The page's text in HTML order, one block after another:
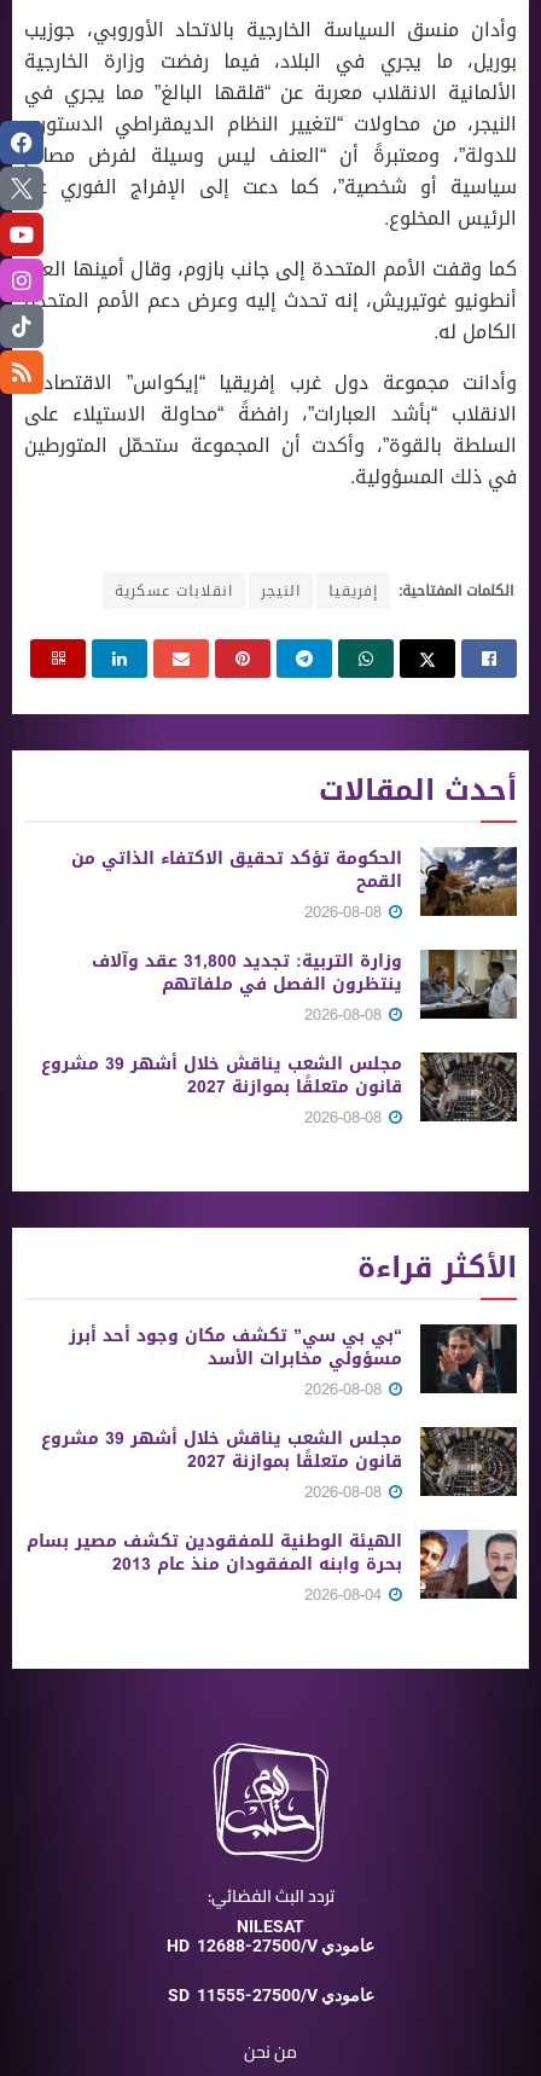
وأدان منسق السياسة الخارجية بالاتحاد الأوروبي، جوزيب
بوريل، ما يجري في البلاد، فيما رفضت وزارة الخارجية
الألمانية الانقلاب معربة عن “قلقها البالغ” مما يجري في
النيجر، من محاولات “لتغيير النظام الديمقراطي الدستوري
للدولة”، ومعتبرةً أن “العنف ليس وسيلة لفرض مصالح
سياسية أو شخصية”، كما دعت إلى الإفراج الفوري عن
الرئيس المخلوع.
كما وقفت الأمم المتحدة إلى جانب بازوم، وقال أمينها العام
أنطونيو غوتيريش، إنه تحدث إليه وعرض دعم الأمم المتحدة
الكامل له.
وأدانت مجموعة دول غرب إفريقيا “إيكواس” الاقتصادية
الانقلاب “بأشد العبارات”، رافضةً “محاولة الاستيلاء على
السلطة بالقوة”، وأكدت أن المجموعة ستحمّل المتورطين
في ذلك المسؤولية.
الكلمات المفتاحية: إفريقيا النيجر انقلابات عسكرية
أحدث المقالات
الحكومة تؤكد تحقيق الاكتفاء الذاتي من
القمح
وزارة التربية: تجديد 31,800 عقد وآلاف
ينتظرون الفصل في ملفاتهم
مجلس الشعب يناقش خلال أشهر 39 مشروع
قانون متعلقًا بموازنة 2027
الأكثر قراءة
“بي بي سي” تكشف مكان وجود أحد أبرز
مسؤولي مخابرات الأسد
مجلس الشعب يناقش خلال أشهر 39 مشروع
قانون متعلقًا بموازنة 2027
الهيئة الوطنية للمفقودين تكشف مصير بسام
بحرة وابنه المفقودان منذ عام 2013
تردد البث الفضائي:
NILESAT
HD
12688-27500/V عامودي
SD 11555-27500/V عامودي
من نحن